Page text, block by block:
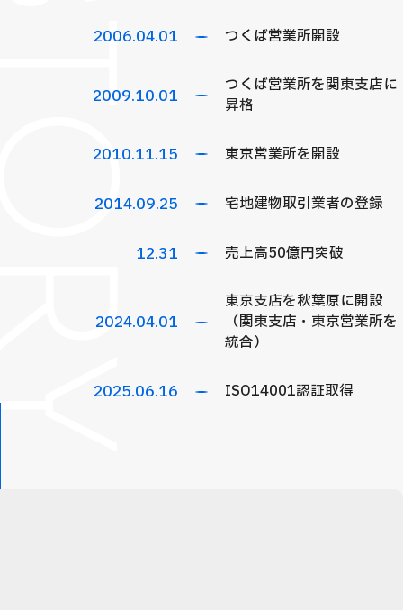
2006.04.01 つくば営業所開設
2009.10.01
つくば営業所を関東支店に
昇格
2010.11.15 東京営業所を開設
2014.09.25 宅地建物取引業者の登録
12.31 売上高50億円突破
2024.04.01
東京支店を秋葉原に開設
（関東支店・東京営業所を
統合）
2025.06.16 ISO14001認証取得